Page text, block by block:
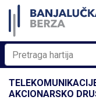
AKCIONARSKO